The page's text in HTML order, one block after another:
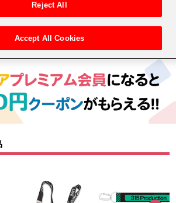
電子書籍
ンライブ！
イアライヴ
Reject All
Accept All Cookies